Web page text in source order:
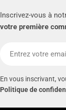
Inscrivez-vous à
votre première
mail
En vous inscrivant,
Politique de